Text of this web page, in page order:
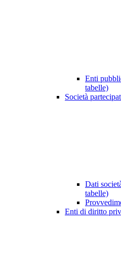
Enti
tabelle)
Società
Dati
tabelle)
Enti di diritto